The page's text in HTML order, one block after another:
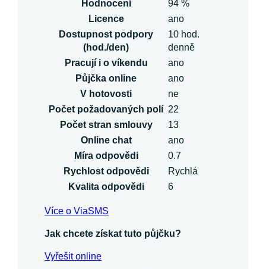
Hodnocení
94 %
Licence
ano
Dostupnost podpory
(hod./den)
10 hod.
denně
Pracují i o víkendu
ano
Půjčka online
ano
V hotovosti
ne
Počet požadovaných polí 22
Počet stran smlouvy
13
Online chat
ano
Míra odpovědi
0.7
Rychlost odpovědi
Rychlá
Kvalita odpovědi
6
Více o ViaSMS
Jak chcete získat tuto půjčku?
Vyřešit online